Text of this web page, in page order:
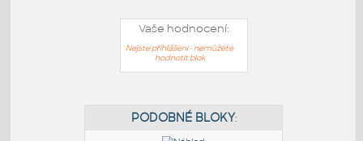
Vaše hodnocení:
Nejste přihlášeni - nemůžete
hodnotit blok